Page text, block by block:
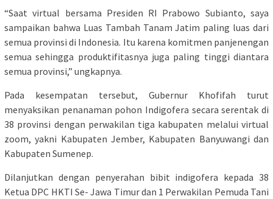
“Saat virtual bersama Presiden RI Prabowo Subianto, saya
sampaikan bahwa Luas Tambah Tanam Jatim paling luas dari
semua provinsi di Indonesia. Itu karena komitmen panjenengan
semua sehingga produktifitasnya juga paling tinggi diantara
semua provinsi,” ungkapnya.
Pada kesempatan tersebut, Gubernur Khofifah turut
menyaksikan penanaman pohon Indigofera secara serentak di
38 provinsi dengan perwakilan tiga kabupaten melalui virtual
zoom, yakni Kabupaten Jember, Kabupaten Banyuwangi dan
Kabupaten Sumenep.
Dilanjutkan dengan penyerahan bibit indigofera kepada 38
Ketua DPC HKTI Se- Jawa Timur dan 1 Perwakilan Pemuda Tani